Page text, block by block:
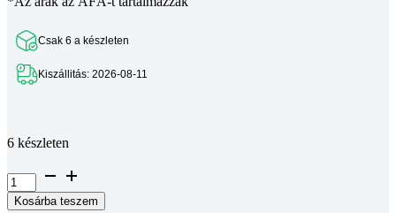
Csak 6 a készleten
Kiszállitás: 2026-08-11
6 készleten
Elektronikai
alkatrész
készlet
Kosárba teszem